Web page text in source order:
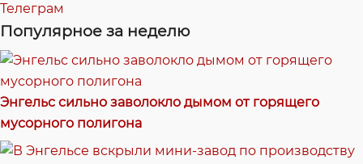
Телеграм
Популярное за неделю
Энгельс сильно заволокло дымом от горящего
мусорного полигона